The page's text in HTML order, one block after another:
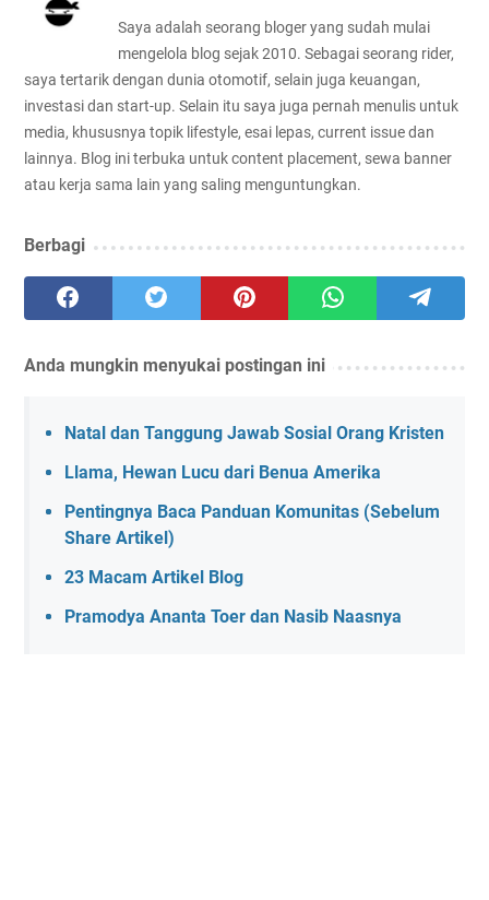
Saya adalah seorang bloger yang sudah mulai
mengelola blog sejak 2010. Sebagai seorang rider,
saya tertarik dengan dunia otomotif, selain juga keuangan,
investasi dan start-up. Selain itu saya juga pernah menulis untuk
media, khususnya topik lifestyle, esai lepas, current issue dan
lainnya. Blog ini terbuka untuk content placement, sewa banner
atau kerja sama lain yang saling menguntungkan.
Berbagi
Anda mungkin menyukai postingan ini
Natal dan Tanggung Jawab Sosial Orang Kristen
Llama, Hewan Lucu dari Benua Amerika
Pentingnya Baca Panduan Komunitas (Sebelum
Share Artikel)
23 Macam Artikel Blog
Pramodya Ananta Toer dan Nasib Naasnya